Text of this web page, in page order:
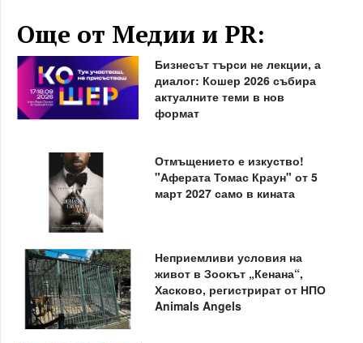
Още от Медии и PR:
Бизнесът търси не лекции, а
диалог: Кошер 2026 събира
актуалните теми в нов
формат
Отмъщението е изкуство!
"Аферата Томас Краун" от 5
март 2027 само в кината
Неприемливи условия на
живот в Зоокът „Кенана“,
Хасково, регистрират от НПО
Animals Angels